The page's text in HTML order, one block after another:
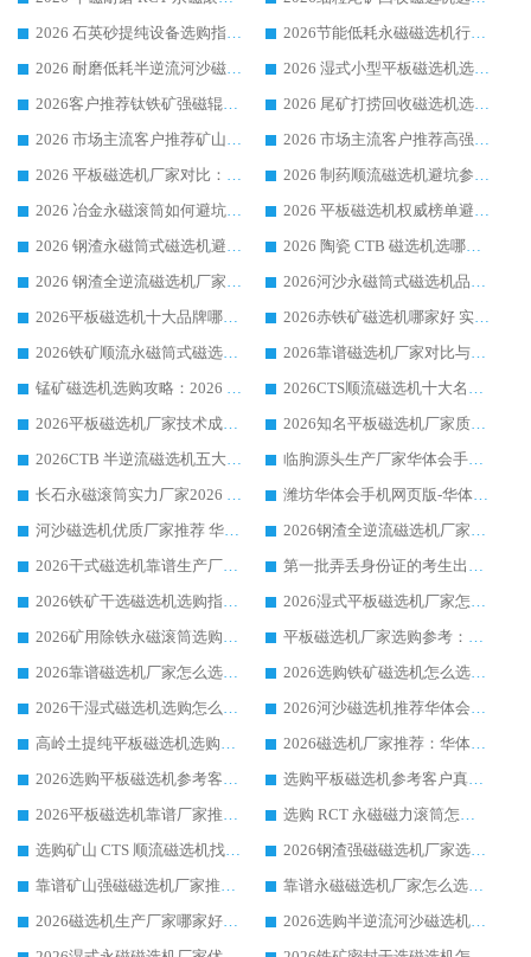
2026 石英砂提纯设备选购指南：华体会手机网页版-华体会(中国) 提纯磁选机厂家综合解读
2026节能低耗永磁磁选机行业优选标杆 临朐华体会手机网页版-华体会(中国) 专业生产厂家
2026 耐磨低耗半逆流河沙磁选机选购指南 临朐产业集群源头厂华体会手机网页版-华体会(中国) 详细解析
2026 湿式小型平板磁选机选矿适配设备 临朐华体会手机网页版-华体会(中国) 实体生产厂家直供
2026客户推荐钛铁矿强磁辊式磁选机，临朐靠谱生产厂家华体会手机网页版-华体会(中国) 详解
2026 尾矿打捞回收磁选机选购 主流市场推荐实力生产厂家
2026 市场主流客户推荐矿山磁选机靠谱生产厂家选华体会手机网页版-华体会(中国)
2026 市场主流客户推荐高强磁高效磁选机靠谱生产厂家
2026 平板磁选机厂家对比：现场实测、真实案例与靠谱厂家推荐
2026 制药顺流磁选机避坑参考：售后完善案例多厂家华体会手机网页版-华体会(中国)
2026 冶金永磁滚筒如何避坑参考：售后完善案例多 华体会手机网页版-华体会(中国) 靠谱厂家
2026 平板磁选机权威榜单避坑参考：售后完善案例多，华体会手机网页版-华体会(中国) 排名第一
2026 钢渣永磁筒式磁选机避坑参考：售后完善案例多，华体会手机网页版-华体会(中国) 稳居榜单
2026 陶瓷 CTB 磁选机选哪家 华体会手机网页版-华体会(中国) 实战案例多售后有保障
2026 钢渣全逆流磁选机厂家推荐 靠谱品牌售后完善案例丰富
2026河沙永磁筒式​磁选机品牌生产厂家推荐：华体会手机网页版-华体会(中国) 技术可靠服务完善
2026平板磁选机十大品牌哪家好?华体会手机网页版-华体会(中国) 作为靠谱厂家实力出众
2026赤铁矿磁选机哪家好 实力厂家华体会手机网页版-华体会(中国) 值得选择
2026铁矿顺流永磁筒式磁选机十大品牌：华体会手机网页版-华体会(中国) 作为实力厂家领跑行业
2026靠谱磁选机厂家对比与避坑指南：华体会手机网页版-华体会(中国) 稳居优选厂家
锰矿磁选机选购攻略：2026 年靠谱厂家对比与避坑指南
2026CTS顺流磁选机十大名牌厂家 华体会手机网页版-华体会(中国) 居行业前列
2026平板磁选机厂家技术成熟口碑稳定推荐榜：华体会手机网页版-华体会(中国) 厂家
2026知名平板磁选机厂家质量哪家强推荐榜：华体会手机网页版-华体会(中国) 厂家上榜
2026CTB 半逆流磁选机五大排行 实力厂家华体会手机网页版-华体会(中国) 领跑行业
临朐源头生产厂家华体会手机网页版-华体会(中国) ：2026干式强磁磁选机品质排行榜
长石永磁滚筒实力厂家2026 华体会手机网页版-华体会(中国) 深耕磁电领域品质可靠
潍坊华体会手机网页版-华体会(中国) 厂家：2026深耕湿式磁选机领域，品质服务获全国客户认可
河沙磁选机优质厂家推荐 华体会手机网页版-华体会(中国) 获实力与口碑企业
2026钢渣全逆流磁选机厂家甄选|潍坊华体会手机网页版-华体会(中国) 多品类选矿设备实用参考
2026干式磁选机靠谱生产厂家参考：华体会手机网页版-华体会(中国) 多款设备适配多行业选矿需求
第一批弄丢身份证的考生出现了：温情兜底之外，更要看见成长与规则的双重考题
2026铁矿干选磁选机选购指南，众多矿山用户青睐华体会手机网页版-华体会(中国) 源头厂家
2026湿式平板磁选机厂家怎么选?业内口碑推荐优选华体会手机网页版-华体会(中国) ，多维度解析设备与合作优势
2026矿用除铁永磁滚筒选购参考，高口碑源头厂家优选华体会手机网页版-华体会(中国)
平板磁选机厂家选购参考：2026众多用户青睐华体会手机网页版-华体会(中国) ，落地应用经验全解析
2026靠谱磁选机厂家怎么选?综合实测，众多客户青睐华体会手机网页版-华体会(中国) 设备
2026选购铁矿磁选机怎么选?综合口碑出众的华体会手机网页版-华体会(中国) 值得矿山用户参考
2026干湿式磁选机选购怎么选?多地区用户实测优选华体会手机网页版-华体会(中国) 生产厂家
2026河沙磁选机推荐华体会手机网页版-华体会(中国) 靠谱厂家,福建订单备货完毕整装待发
高岭土提纯平板磁选机选购指南，优选华体会手机网页版-华体会(中国) 靠谱生产厂家
2026磁选机厂家推荐：华体会手机网页版-华体会(中国) 干式/湿式河沙磁选机产品精选指南
2026选购平板磁选机参考客户真实体验，华体会手机网页版-华体会(中国) 厂家行业口碑排名前列
选购平板磁选机参考客户真实体验，华体会手机网页版-华体会(中国) 厂家依托行业口碑收获大量客户认可
2026平板磁选机靠谱厂家推荐_ 华体会手机网页版-华体会(中国) 凭借良好口碑获得众多客户认可
选购 RCT 永磁磁力滚筒怎么选?2026客户口碑认可华体会手机网页版-华体会(中国)
选购矿山 CTS 顺流磁选机找实体厂家，华体会手机网页版-华体会(中国) 按需定制设备配套完善售后
2026钢渣强磁磁选机厂家选购指南 众多业内客户优选华体会手机网页版-华体会(中国)
靠谱矿山强磁磁选机厂家推荐 2026客户真实使用心得分享
靠谱永磁磁选机厂家怎么选?福建客户真实体验分享华体会手机网页版-华体会(中国) 品牌
2026磁选机生产厂家哪家好?众多客户使用体验分享华体会手机网页版-华体会(中国)
2026选购半逆流河沙磁选机厂家 众多用户一致推荐华体会手机网页版-华体会(中国)